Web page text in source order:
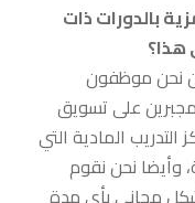
بالدورات ذات
هذا؟
نحن موظفون
مجبرين على تسويق
التدريب المادية التي
وأيضا نحن نقوم
بشكل مجاني بأي مدة